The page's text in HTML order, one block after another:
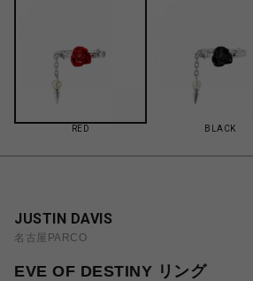
RED BLACK
JUSTIN DAVIS
名古屋PARCO
EVE OF DESTINY リング